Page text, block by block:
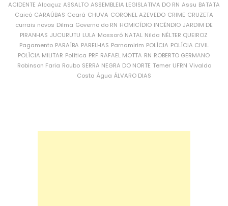
ACIDENTE Alcaçuz ASSALTO ASSEMBLEIA LEGISLATIVA DO RN Assu BATATA
Caicó CARAÚBAS Ceará CHUVA CORONEL AZEVEDO CRIME CRUZETA
currais novos Dilma Governo do RN HOMICÍDIO INCÊNDIO JARDIM DE
PIRANHAS JUCURUTU LULA Mossoró NATAL Nilda NÉLTER QUEIROZ
Pagamento PARAÍBA PARELHAS Parnamirim POLÍCIA POLÍCIA CIVIL
POLÍCIA MILITAR Política PRF RAFAEL MOTTA RN ROBERTO GERMANO
Robinson Faria Roubo SERRA NEGRA DO NORTE Temer UFRN Vivaldo
Costa Água ÁLVARO DIAS